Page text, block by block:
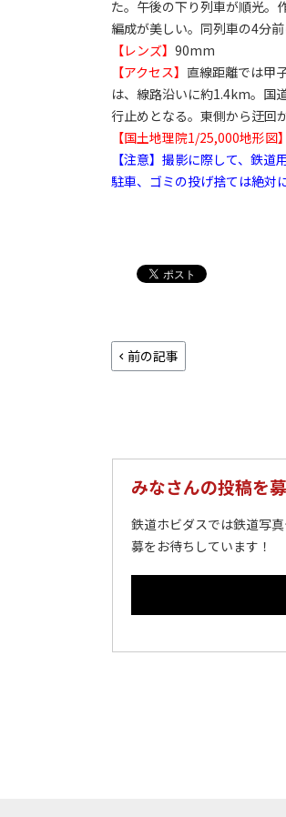
た。午後の下り列車が順光。
編成が美しい。同列車の4分
【レンズ】 90mm
【アクセス】 直線距離では甲
は、線路沿いに約1.4km。国
行止めとなる。東側から迂回
【国土地理院1/25,000地形図】
【注意】撮影に際して、鉄
駐車、ゴミの投げ捨ては絶対
前の記事
みなさんの投稿を
鉄道ホビダスでは鉄道写
募をお待ちしています！